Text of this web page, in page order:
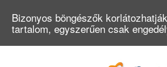
Bizonyos böngészők
tartalom, egyszerűen csak